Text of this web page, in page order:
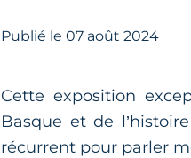
Publié le07 août 2024
Cette exposition
Basque et de
récurrent pour parler